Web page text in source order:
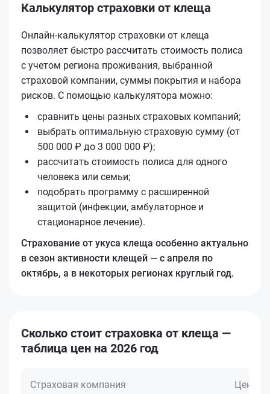
Калькулятор страховки от клеща
Онлайн-калькулятор страховки от клеща
позволяет быстро рассчитать стоимость полиса
с учетом региона проживания, выбранной
страховой компании, суммы покрытия и набора
рисков. С помощью калькулятора можно:
сравнить цены разных страховых компаний;
выбрать оптимальную страховую сумму (от
500 000 ₽ до 3 000 000 ₽);
рассчитать стоимость полиса для одного
человека или семьи;
подобрать программу с расширенной
защитой (инфекции, амбулаторное и
стационарное лечение).
Страхование от укуса клеща особенно актуально
в сезон активности клещей — с апреля по
октябрь, а в некоторых регионах круглый год.
Сколько стоит страховка от клеща —
таблица цен на 2026 год
Страховая компания Цена